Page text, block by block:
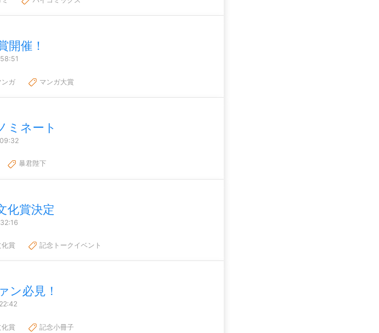
開催！
ンガ マンガ大賞
ミネート
暴君陛下
化賞決定
賞 記念トークイベント
ン必見！
賞 記念小冊子